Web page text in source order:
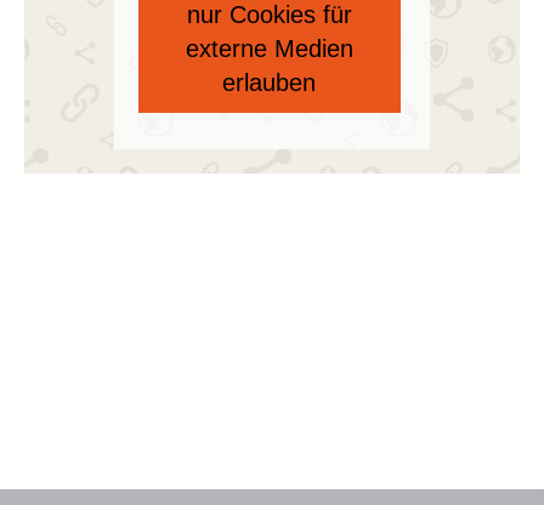
nur Cookies für
externe Medien
erlauben